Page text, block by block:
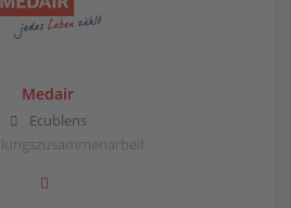
Medair
Ecublens